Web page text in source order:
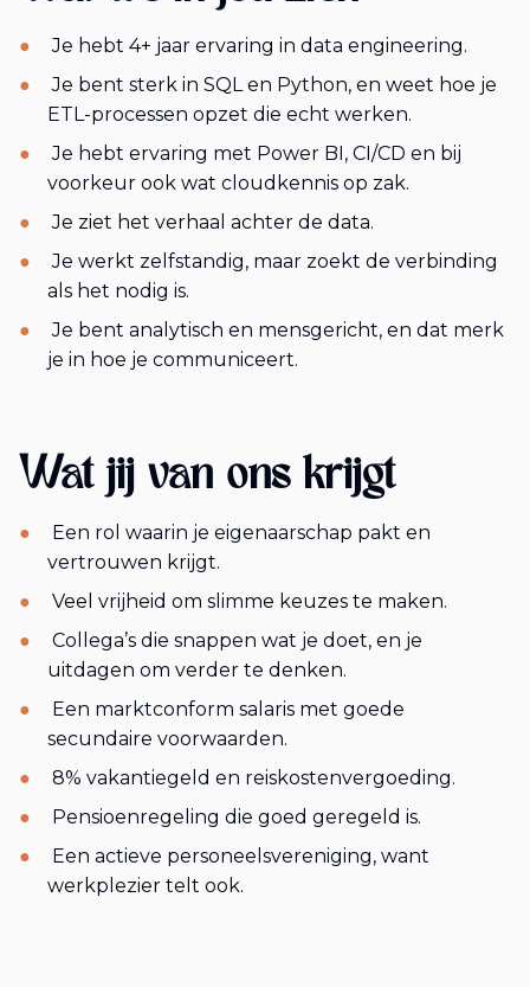
Je hebt 4+ jaar ervaring in data engineering.
Je bent sterk in SQL en Python, en weet hoe je
ETL-processen opzet die echt werken.
Je hebt ervaring met Power BI, CI/CD en bij
voorkeur ook wat cloudkennis op zak.
Je ziet het verhaal achter de data.
Je werkt zelfstandig, maar zoekt de verbinding
als het nodig is.
Je bent analytisch en mensgericht, en dat merk
je in hoe je communiceert.
Wat jij van ons krijgt
Een rol waarin je eigenaarschap pakt en
vertrouwen krijgt.
Veel vrijheid om slimme keuzes te maken.
Collega’s die snappen wat je doet, en je
uitdagen om verder te denken.
Een marktconform salaris met goede
secundaire voorwaarden.
8% vakantiegeld en reiskostenvergoeding.
Pensioenregeling die goed geregeld is.
Een actieve personeelsvereniging, want
werkplezier telt ook.